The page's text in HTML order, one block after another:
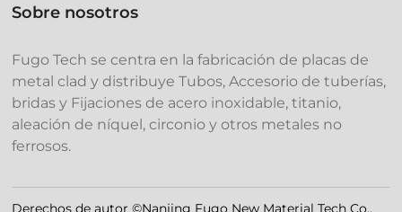
Sobre nosotros
Fugo Tech se centra en la fabricación de placas de
metal clad y distribuye Tubos, Accesorio de tubería‌s,
bridas y Fijaciones de acero inoxidable, titanio,
aleación de níquel, circonio y otros metales no
ferrosos.
Derechos de autor ©Nanjing Fugo New Material Tech Co.,